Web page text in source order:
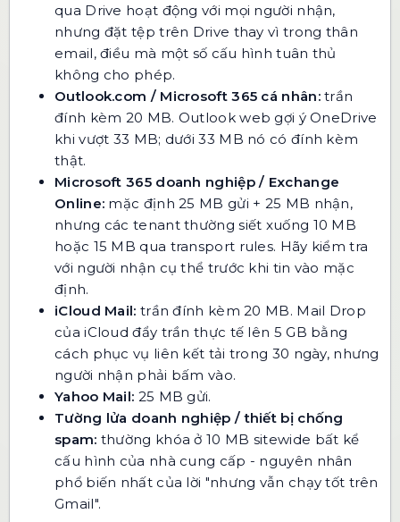
qua Drive hoạt động với mọi người nhận,
nhưng đặt tệp trên Drive thay vì trong thân
email, điều mà một số cấu hình tuân thủ
không cho phép.
Outlook.com / Microsoft 365 cá nhân:trần
đính kèm 20 MB. Outlook web gợi ý OneDrive
khi vượt 33 MB; dưới 33 MB nó có đính kèm
thật.
Microsoft 365 doanh nghiệp / Exchange
Online: mặc định 25 MB gửi + 25 MB nhận,
nhưng các tenant thường siết xuống 10 MB
hoặc 15 MB qua transport rules. Hãy kiểm tra
với người nhận cụ thể trước khi tin vào mặc
định.
iCloud Mail: trần đính kèm 20 MB. Mail Drop
của iCloud đẩy trần thực tế lên 5 GB bằng
cách phục vụ liên kết tải trong 30 ngày, nhưng
người nhận phải bấm vào.
Yahoo Mail: 25 MB gửi.
Tường lửa doanh nghiệp / thiết bị chống
spam: thường khóa ở 10 MB sitewide bất kể
cấu hình của nhà cung cấp - nguyên nhân
phổ biến nhất của lời "nhưng vẫn chạy tốt trên
Gmail".